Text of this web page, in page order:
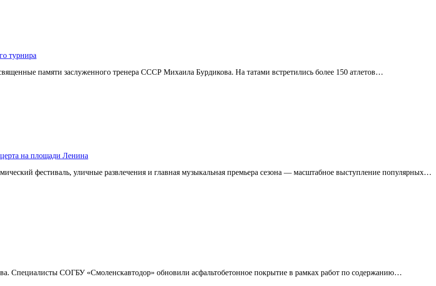
турнира
памяти заслуженного тренера СССР Михаила Бурдикова. На татами встретились более 150 атлетов…
на площади Ленина
фестиваль, уличные развлечения и главная музыкальная премьера сезона — масштабное выступление популярных…
Специалисты СОГБУ «Смоленскавтодор» обновили асфальтобетонное покрытие в рамках работ по содержанию…